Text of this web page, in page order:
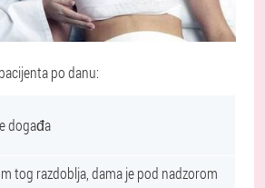
po danu:
događa
tog razdoblja, dama je pod nadzorom